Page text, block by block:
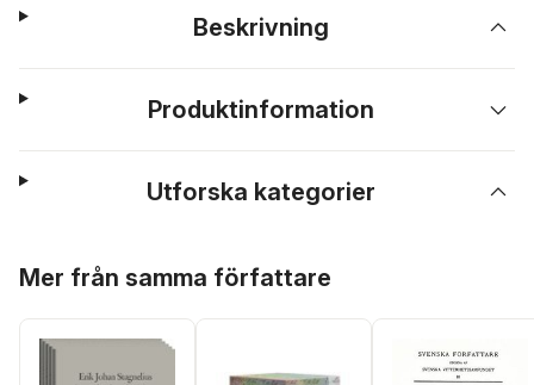
Beskrivning
Produktinformation
Utforska kategorier
Mer från samma författare